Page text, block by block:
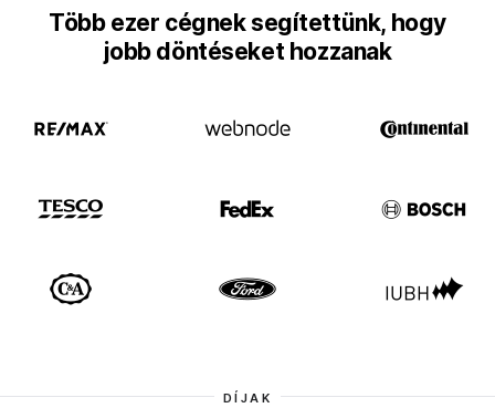
Több ezer cégnek segítettünk, hogy
jobb döntéseket hozzanak
DÍJAK